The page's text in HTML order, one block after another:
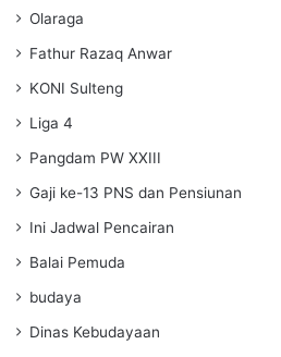
Olaraga
Fathur Razaq Anwar
KONI Sulteng
Liga 4
Pangdam PW XXIII
Gaji ke-13 PNS dan Pensiunan
Ini Jadwal Pencairan
Balai Pemuda
budaya
Dinas Kebudayaan